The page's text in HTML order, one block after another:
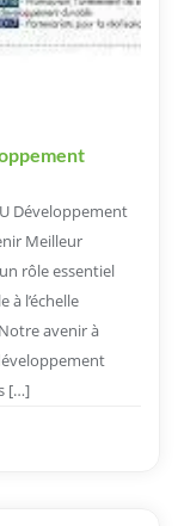
Développement
Meilleur
rôle essentiel
l’échelle
avenir à
[…]